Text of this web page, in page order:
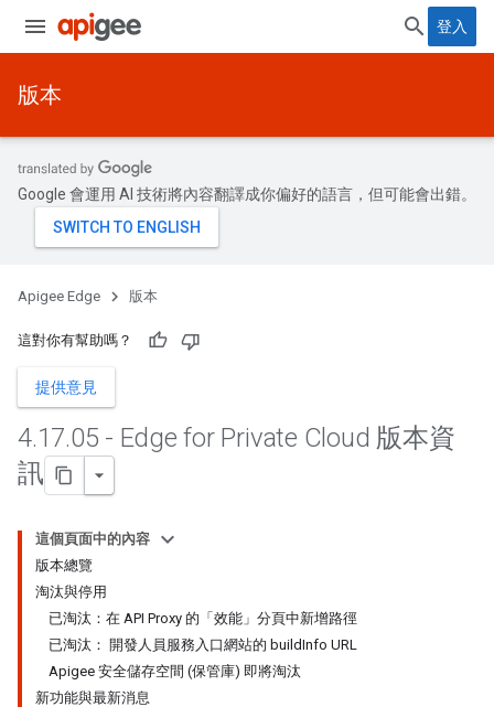
登入
版本
Google 會運用 AI 技術將內容翻譯成你偏好的語言，但可能會出錯。
Apigee Edge 版本
這對你有幫助嗎？
提供意見
4.17.05 - Edge for Private Cloud 版本資
訊
這個頁面中的內容
版本總覽
淘汰與停用
已淘汰：在 API Proxy 的「效能」分頁中新增路徑
已淘汰： 開發人員服務入口網站的 buildInfo URL
Apigee 安全儲存空間 (保管庫) 即將淘汰
新功能與最新消息